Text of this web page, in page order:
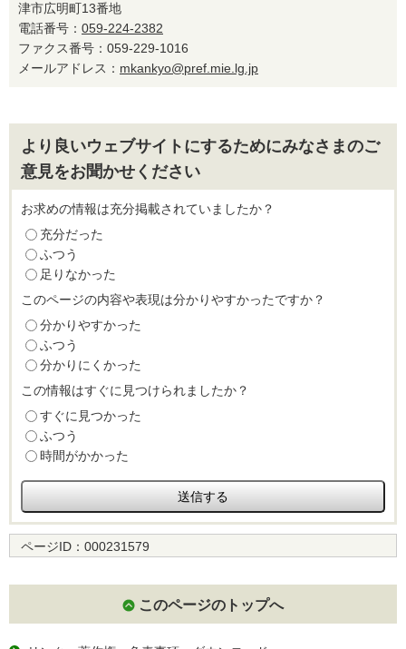
津市広明町13番地
電話番号： 059-224-2382
ファクス番号：059-229-1016
メールアドレス： mkankyo@pref.mie.lg.jp
より良いウェブサイトにするためにみなさまのご
意見をお聞かせください
お求めの情報は充分掲載されていましたか？
充分だった
ふつう
足りなかった
このページの内容や表現は分かりやすかったですか？
分かりやすかった
ふつう
分かりにくかった
この情報はすぐに見つけられましたか？
すぐに見つかった
ふつう
時間がかかった
ページID： 000231579
このページのトップへ